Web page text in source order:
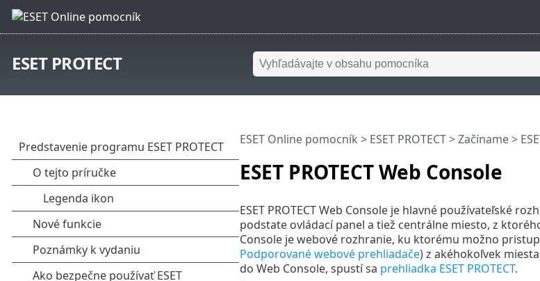
ESET PROTECT
ESET PROTECT Web Console
ESET Online pomocník > ESET PROTECT>Začíname>
ESET PROTECT Web Console je hlavné používateľské
podstate ovládací panel a tiež centrálne miesto, z
Console je webové rozhranie, ku ktorému možno
Podporované webové prehliadače) z akéhokoľvek
do Web Console, spustí sa prehliadka ESET PROTECT.